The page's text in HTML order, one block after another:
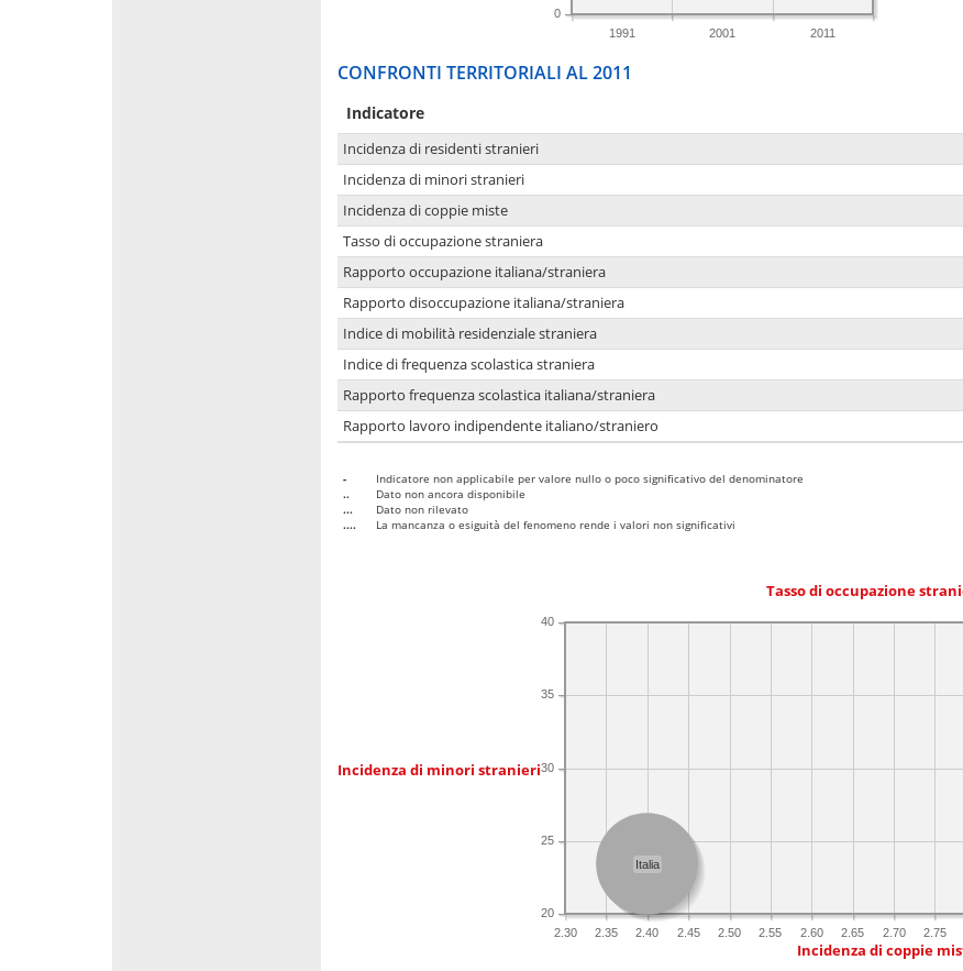
1991 2001 2011
0
CONFRONTI TERRITORIALI AL 2011
Indicatore
Incidenza di residenti stranieri
Incidenza di minori stranieri
Incidenza di coppie miste
Tasso di occupazione straniera
Rapporto occupazione italiana/straniera
Rapporto disoccupazione italiana/straniera
Indice di mobilità residenziale straniera
Indice di frequenza scolastica straniera
Rapporto frequenza scolastica italiana/straniera
Rapporto lavoro indipendente italiano/straniero
-
Indicatore non applicabile per valore nullo o poco significativo del denominatore
..
Dato non ancora disponibile
...
Dato non rilevato
....
La mancanza o esiguità del fenomeno rende i valori non significativi
Tasso di occupazione
Incidenza di minori stranieri
2.30 2.35 2.40 2.45 2.50 2.55 2.60 2.65 2.70 2.75
20
25
30
35
40
Italia
Incidenza di coppie